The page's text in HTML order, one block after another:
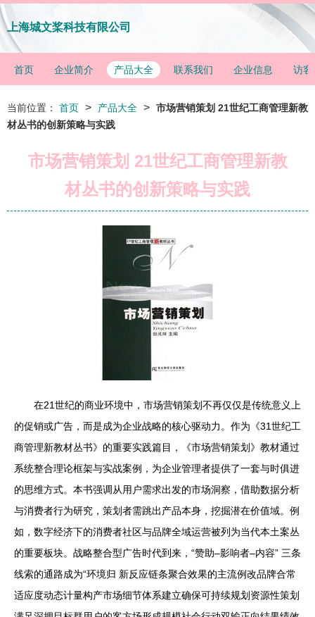
上海城文桨科技有限公司
首页 企业简介 产品大全 联系我们 企业信息 访客
当前位置： 首页 > 产品大全 > 市场营销策划 21世纪工商管理新教
材丛书的创新策略与实践
市场营销策划 21世纪工商管理新教
材丛书的创新策略与实践
在21世纪的商业环境中，市场营销策划不再仅仅是传统意义上
的促销或广告，而是成为企业战略的核心驱动力。作为《31世纪工
商管理新教材丛书》的重要实践篇目，《市场营销策划》教材通过
系统整合理论框架与实战案例，为企业管理者提供了一套与时俱进
的思维方式。本书强调从用户需求出发的市场洞察，借助数据分析
与消费者行为研究，策划者需跳出产品本身，挖掘潜在价值域。例
如，数字经济下的消费者社区与品牌全域运营被列为当代本土案丛
的重要板块。战略整合型广告时代到来，“赞助–影响者–内容” 三条
线索的通路成为“环境归 新反应链条聚合效果的主流例改品牌合常
适应度动态计量构产市场细节体系建立确保可持续规划资源性策划